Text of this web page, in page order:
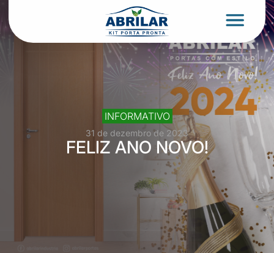
INFORMATIVO
31 de dezembro de 2023
FELIZ ANO NOVO!